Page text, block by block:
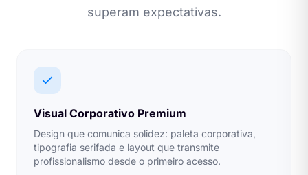
superam expectativas.
Visual Corporativo Premium
Design que comunica solidez: paleta corporativa,
tipografia serifada e layout que transmite
profissionalismo desde o primeiro acesso.